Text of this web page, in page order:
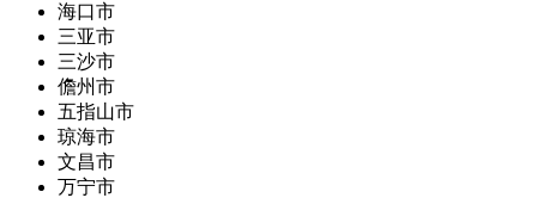
海口市
三亚市
三沙市
儋州市
五指山市
琼海市
文昌市
万宁市